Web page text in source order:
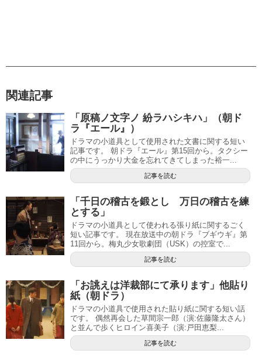
関連記事
「原稿ノ文字ノ 紛ラハシキハ」（朝ド
ラ『エール』）
ドラマの小道具として使用された文書に関する短い
記事です。 朝ドラ『エール』第15回から。タクシー
の中にうっかり大金を忘れてきてしまった裕一...
記事を読む
「千日の稽古を鍛とし 万日の稽古を練
とする」
ドラマの小道具として使われる張り紙に関するごく
短い記事です。 現在放送中の朝ドラ『ブギウギ』第
11回から。梅丸少女歌劇団（USK）の控室で...
記事を読む
「お誂えは洋裁部にて承ります」他貼り
紙（朝ドラ）
ドラマの小道具で使用された貼り紙に関する短い話
です。 偶然再会した草間宗一郎（演:佐藤隆太さん）
と並んで歩くヒロイン喜美子（演:戸田恵梨...
記事を読む